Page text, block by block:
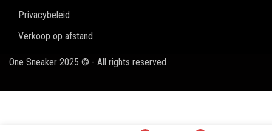
Privacybeleid
Verkoop op afstand
One Sneaker 2025 © - All rights reserved